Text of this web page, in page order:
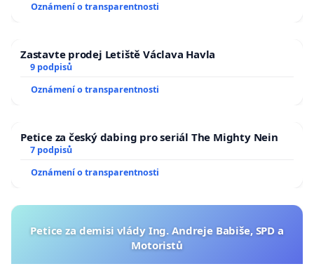
Oznámení o transparentnosti
Zastavte prodej Letiště Václava Havla
9 podpisů
Oznámení o transparentnosti
Petice za český dabing pro seriál The Mighty Nein
7 podpisů
Oznámení o transparentnosti
Petice za demisi vlády Ing. Andreje Babiše, SPD a
Motoristů